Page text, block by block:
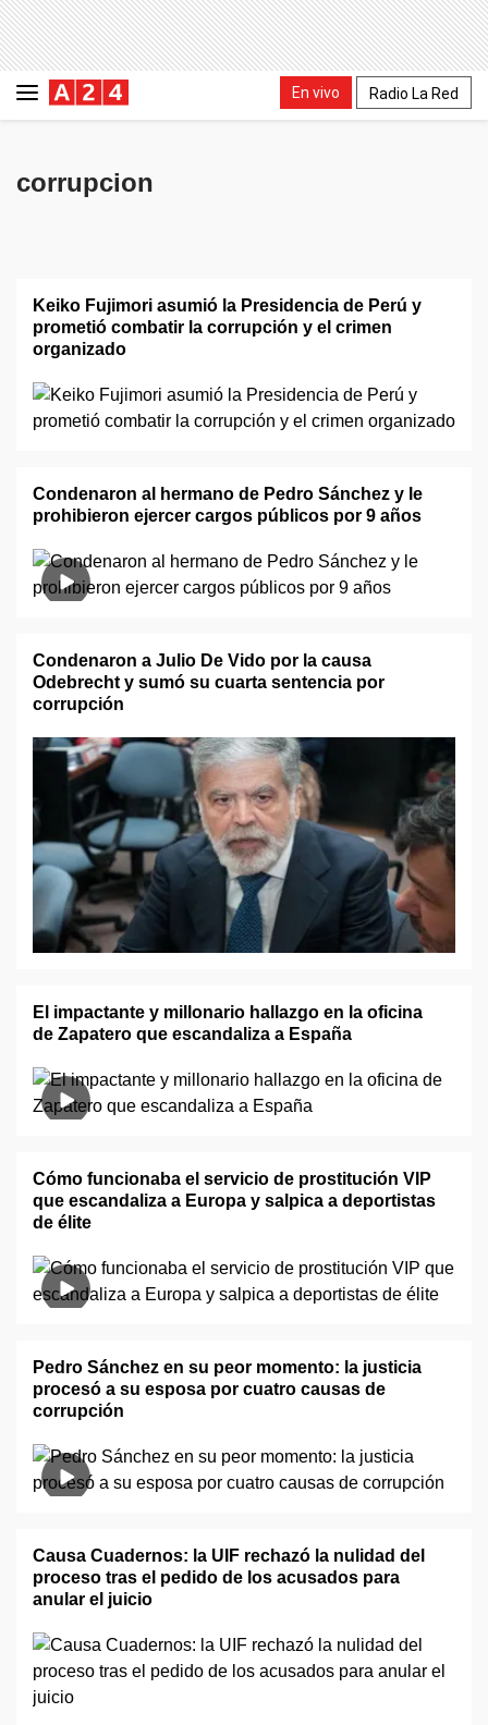
En vivo Radio La Red
corrupcion
Keiko Fujimori asumió la Presidencia de Perú y
prometió combatir la corrupción y el crimen
organizado
Condenaron al hermano de Pedro Sánchez y le
prohibieron ejercer cargos públicos por 9 años
Condenaron a Julio De Vido por la causa
Odebrecht y sumó su cuarta sentencia por
corrupción
El impactante y millonario hallazgo en la oficina
de Zapatero que escandaliza a España
Cómo funcionaba el servicio de prostitución VIP
que escandaliza a Europa y salpica a deportistas
de élite
Pedro Sánchez en su peor momento: la justicia
procesó a su esposa por cuatro causas de
corrupción
Causa Cuadernos: la UIF rechazó la nulidad del
proceso tras el pedido de los acusados para
anular el juicio